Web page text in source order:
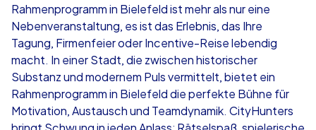
€49,99 ab €49,99
Rahmenprogramm in Bielefeld ist mehr als nur eine
Nebenveranstaltung, es ist das Erlebnis, das Ihre
Tagung, Firmenfeier oder Incentive-Reise lebendig
macht. In einer Stadt, die zwischen historischer
Substanz und modernem Puls vermittelt, bietet ein
Rahmenprogramm in Bielefeld die perfekte Bühne für
Motivation, Austausch und Teamdynamik. CityHunters